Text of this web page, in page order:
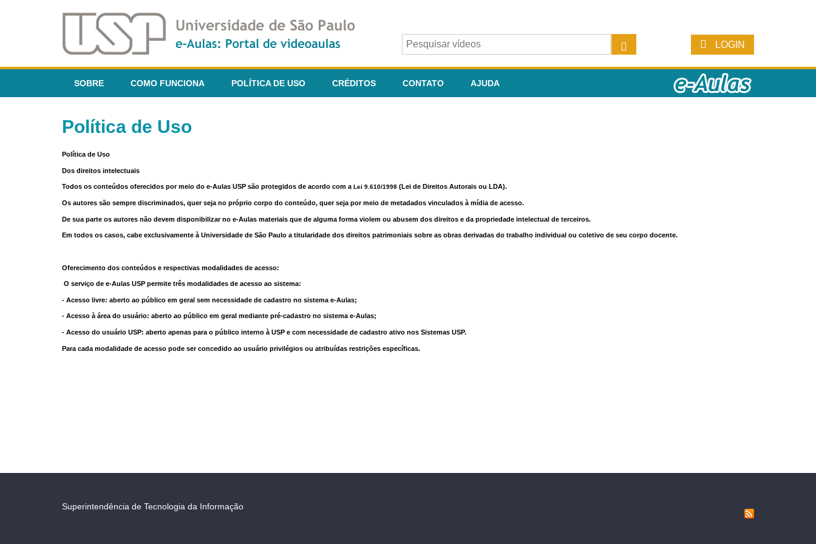
LOGIN
SOBRE COMO FUNCIONA POLÍTICA DE USO CRÉDITOS CONTATO AJUDA
Política de Uso
Política de Uso
Dos direitos intelectuais
Todos os conteúdos oferecidos por meio do e-Aulas USP são protegidos de acordo com a Lei 9.610/1998 (Lei de Direitos Autorais ou LDA).
Os autores são sempre discriminados, quer seja no próprio corpo do conteúdo, quer seja por meio de metadados vinculados à mídia de acesso.
De sua parte os autores não devem disponibilizar no e-Aulas materiais que de alguma forma violem ou abusem dos direitos e da propriedade intelectual de terceiros.
Em todos os casos, cabe exclusivamente à Universidade de São Paulo a titularidade dos direitos patrimoniais sobre as obras derivadas do trabalho individual ou coletivo de seu corpo docente.
Oferecimento dos conteúdos e respectivas modalidades de acesso:
O serviço de e-Aulas USP permite três modalidades de acesso ao sistema:
- Acesso livre: aberto ao público em geral sem necessidade de cadastro no sistema e-Aulas;
- Acesso à área do usuário: aberto ao público em geral mediante pré-cadastro no sistema e-Aulas;
- Acesso do usuário USP: aberto apenas para o público interno à USP e com necessidade de cadastro ativo nos Sistemas USP.
Para cada modalidade de acesso pode ser concedido ao usuário privilégios ou atribuídas restrições específicas.
Superintendência de Tecnologia da Informação